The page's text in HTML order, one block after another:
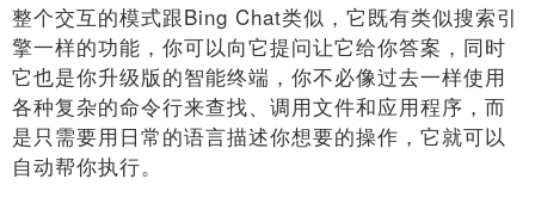
整个交互的模式跟Bing Chat类似，它既有类似搜索引
擎一样的功能，你可以向它提问让它给你答案，同时
它也是你升级版的智能终端，你不必像过去一样使用
各种复杂的命令行来查找、调用文件和应用程序，而
是只需要用日常的语言描述你想要的操作，它就可以
自动帮你执行。